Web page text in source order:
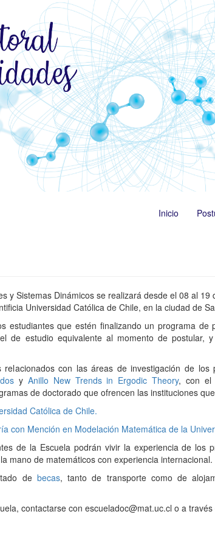
Inicio
y Sistemas Dinámicos se realizará desde el 08 al
Universidad Católica de Chile, en la ciudad de
estudiantes que estén finalizando un programa
de estudio equivalente al momento de postular,
con las áreas de investigación de los
y Anillo New Trends in Ergodic Theory, con el
de doctorado que ofrencen las instituciones
Católica de Chile.
con Mención en Modelación Matemática de la
de la Escuela podrán vivir la experiencia de los
mano de matemáticos con experiencia internacional.
de becas, tanto de transporte como de
contactarse con escueladoc@mat.uc.cl o a través